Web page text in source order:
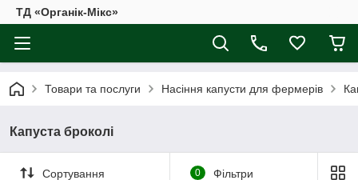
ТД «Органік-Мікс»
Товари та послуги Насіння капусти для фермерів
Капуста броколі
Сортування 0 Фільтри